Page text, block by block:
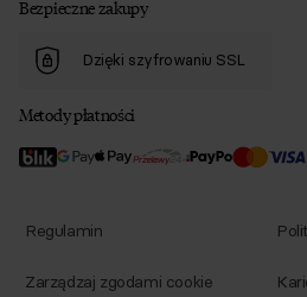
Bezpieczne zakupy
Dzięki szyfrowaniu SSL
Metody płatności
Regulamin
Zarządzaj zgodami cookie